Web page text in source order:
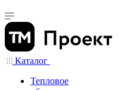
Каталог
Тепловое